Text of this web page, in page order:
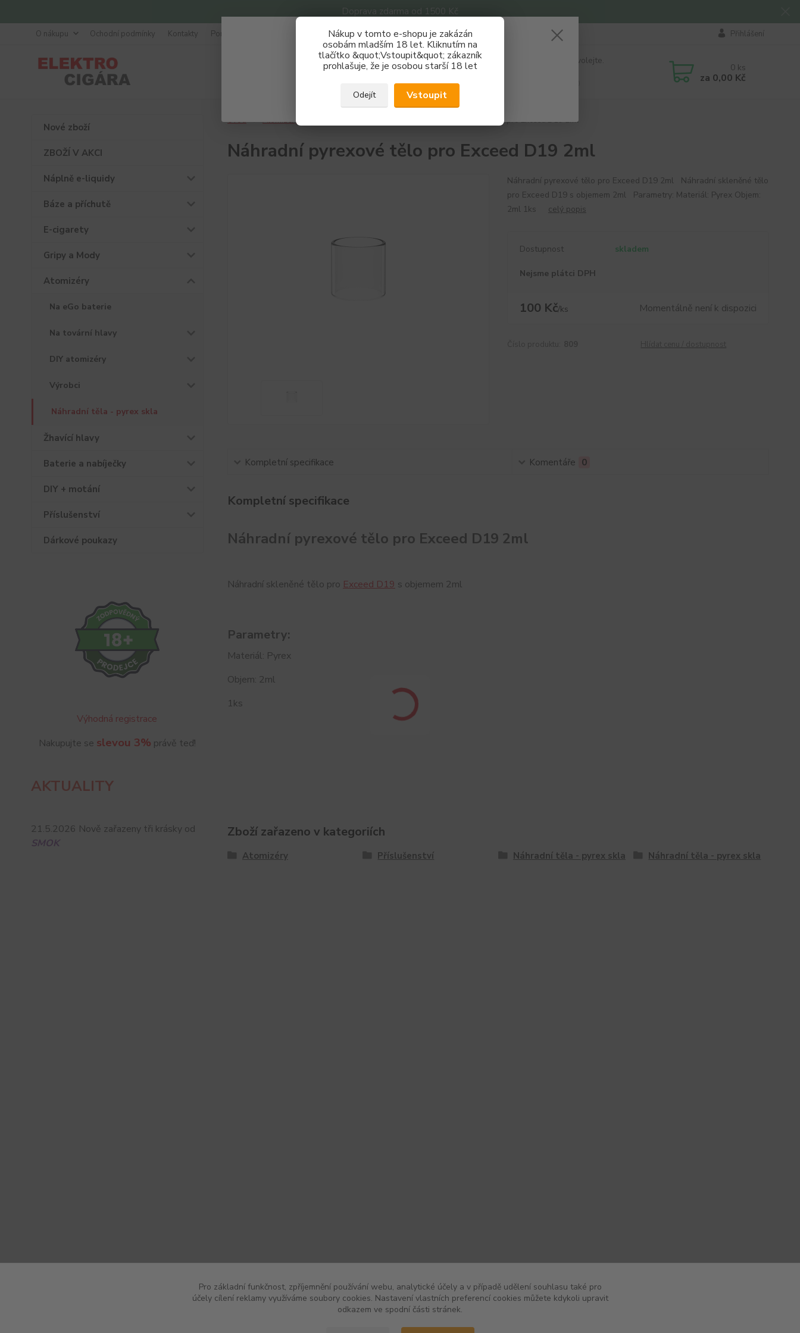
Doprava zdarma od 1500 Kč
Nákup v tomto e-shopu je zakázán
osobám mladším 18 let. Kliknutím na
tlačítko &quot;Vstoupit&quot; zákazník
prohlašuje, že je osobou starší 18 let
Odejít Vstoupit
O nákupu Ochodní podmínky Kontakty Poradna Přihlášení
Hledat
Nevíte si rady? Zavolejte.
0 ks
za 0,00 Kč
Nové zboží
ZBOŽÍ V AKCI
Náplně e-liquidy
Báze a příchutě
E-cigarety
Gripy a Mody
Atomizéry
Na eGo baterie
Na tovární hlavy
DIY atomizéry
Výrobci
Náhradní těla - pyrex skla
Žhavící hlavy
Baterie a nabíječky
DIY + motání
Příslušenství
Dárkové poukazy
Výhodná registrace
Nakupujte se slevou 3% právě teď!
AKTUALITY
21.5.2026 Nově zařazeny tři krásky od
SMOK
Úvod Atomizéry Náhradní pyrexové tělo pro Exceed D19 2ml
Náhradní pyrexové tělo pro Exceed D19 2ml
Náhradní pyrexové tělo pro Exceed D19 2ml Náhradní skleněné tělo
pro Exceed D19 s objemem 2ml Parametry: Materiál: Pyrex Objem:
2ml 1ks celý popis
Dostupnost skladem
Nejsme plátci DPH
100 Kč/ks Momentálně není k dispozici
Kompletní specifikace Komentáře 0
Kompletní specifikace
Náhradní pyrexové tělo pro Exceed D19 2ml
Náhradní skleněné tělo pro Exceed D19s objemem 2ml
Parametry:
Materiál: Pyrex
Objem: 2ml
1ks
Zboží zařazeno v kategoriích
Atomizéry Příslušenství Náhradní těla - pyrex skla Náhradní těla - pyrex skla
Získej slevu 3%
Zaregistruj se a nakupuj se slevou právě teď!
REGISTRAČNÍ FORMULÁŘ
Zavřít
Pro základní funkčnost, zpříjemnění používání webu, analytické účely a v případě udělení souhlasu také pro
účely cílení reklamy využíváme soubory cookies. Nastavení vlastních preferencí cookies můžete kdykoli upravit
odkazem ve spodní části stránek.